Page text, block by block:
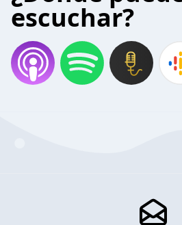
escuchar?